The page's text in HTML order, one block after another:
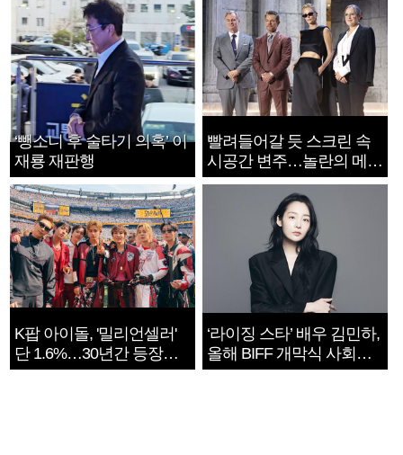
‘뺑소니 후 술타기 의혹’ 이
재룡 재판행
빨려들어갈 듯 스크린 속
시공간 변주…놀란의 메시
지는 ‘전쟁 속죄’
K팝 아이돌, '밀리언셀러'
단 1.6%…30년간 등장
1182개팀 전수조사
‘라이징 스타’ 배우 김민하,
올해 BIFF 개막식 사회자
확정